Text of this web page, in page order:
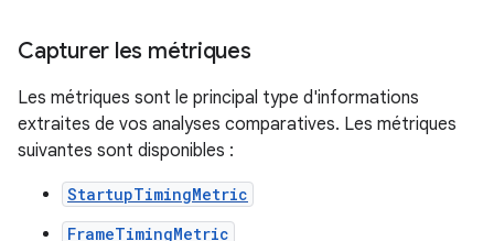
Capturer les métriques
Les métriques sont le principal type d'informations
extraites de vos analyses comparatives. Les métriques
suivantes sont disponibles :
StartupTimingMetric
FrameTimingMetric